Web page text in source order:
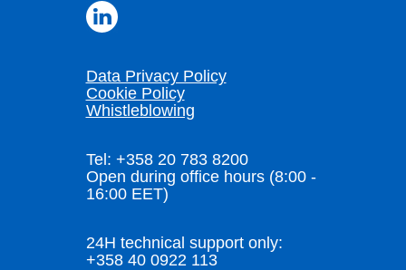
Data Privacy Policy
Cookie Policy
Whistleblowing
Tel: +358 20 783 8200
Open during office hours (8:00 -
16:00 EET)
24H technical support only:
+358 40 0922 113